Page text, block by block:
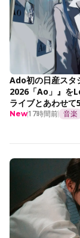
Ado初の日産ス
2026「Ao」』を
ライブとあわせて
New17時間前 音楽